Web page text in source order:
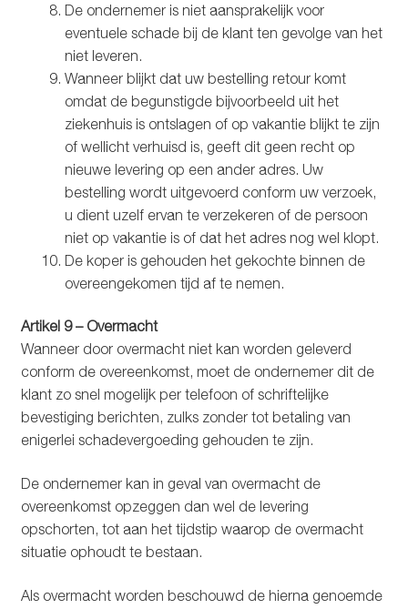
De ondernemer is niet aansprakelijk voor
eventuele schade bij de klant ten gevolge van het
niet leveren.
Wanneer blijkt dat uw bestelling retour komt
omdat de begunstigde bijvoorbeeld uit het
ziekenhuis is ontslagen of op vakantie blijkt te zijn
of wellicht verhuisd is, geeft dit geen recht op
nieuwe levering op een ander adres. Uw
bestelling wordt uitgevoerd conform uw verzoek,
u dient uzelf ervan te verzekeren of de persoon
niet op vakantie is of dat het adres nog wel klopt.
De koper is gehouden het gekochte binnen de
overeengekomen tijd af te nemen.
Artikel 9 – Overmacht
Wanneer door overmacht niet kan worden geleverd
conform de overeenkomst, moet de ondernemer dit de
klant zo snel mogelijk per telefoon of schriftelijke
bevestiging berichten, zulks zonder tot betaling van
enigerlei schadevergoeding gehouden te zijn.
De ondernemer kan in geval van overmacht de
overeenkomst opzeggen dan wel de levering
opschorten, tot aan het tijdstip waarop de overmacht
situatie ophoudt te bestaan.
Als overmacht worden beschouwd de hierna genoemde